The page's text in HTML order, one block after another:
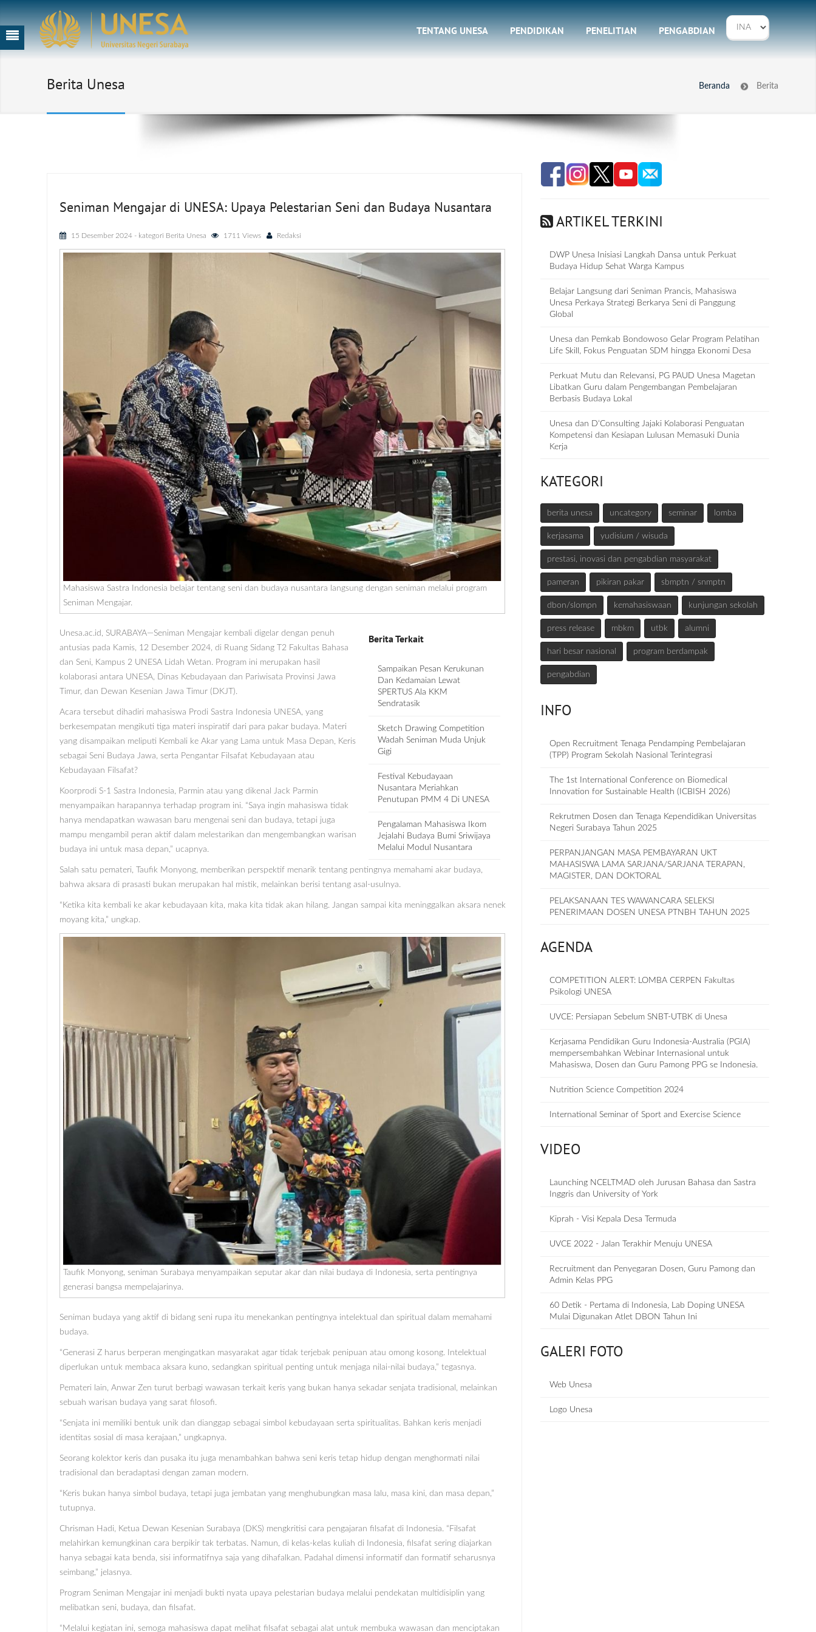
TENTANG UNESA PENDIDIKAN PENELITIAN PENGABDIAN
Berita Unesa Beranda Berita
Seniman Mengajar di UNESA: Upaya Pelestarian Seni dan Budaya Nusantara
15 Desember 2024 - kategori Berita Unesa 1711 Views Redaksi
Mahasiswa Sastra Indonesia belajar tentang seni dan budaya nusantara langsung dengan seniman melalui program
Seniman Mengajar.
Berita Terkait
Sampaikan Pesan Kerukunan
Dan Kedamaian Lewat
SPERTUS Ala KKM
Sendratasik
Sketch Drawing Competition
Wadah Seniman Muda Unjuk
Gigi
Festival Kebudayaan
Nusantara Meriahkan
Penutupan PMM 4 Di UNESA
Pengalaman Mahasiswa Ikom
Jejalahi Budaya Bumi Sriwijaya
Melalui Modul Nusantara
Unesa.ac.id, SURABAYA—Seniman Mengajar kembali digelar dengan penuh
antusias pada Kamis, 12 Desember 2024, di Ruang Sidang T2 Fakultas Bahasa
dan Seni, Kampus 2 UNESA Lidah Wetan. Program ini merupakan hasil
kolaborasi antara UNESA, Dinas Kebudayaan dan Pariwisata Provinsi Jawa
Timur, dan Dewan Kesenian Jawa Timur (DKJT).
Acara tersebut dihadiri mahasiswa Prodi Sastra Indonesia UNESA, yang
berkesempatan mengikuti tiga materi inspiratif dari para pakar budaya. Materi
yang disampaikan meliputi Kembali ke Akar yang Lama untuk Masa Depan, Keris
sebagai Seni Budaya Jawa, serta Pengantar Filsafat Kebudayaan atau
Kebudayaan Filsafat?
Koorprodi S-1 Sastra Indonesia, Parmin atau yang dikenal Jack Parmin
menyampaikan harapannya terhadap program ini. “Saya ingin mahasiswa tidak
hanya mendapatkan wawasan baru mengenai seni dan budaya, tetapi juga
mampu mengambil peran aktif dalam melestarikan dan mengembangkan warisan
budaya ini untuk masa depan,” ucapnya.
Salah satu pemateri, Taufik Monyong, memberikan perspektif menarik tentang pentingnya memahami akar budaya,
bahwa aksara di prasasti bukan merupakan hal mistik, melainkan berisi tentang asal-usulnya.
“Ketika kita kembali ke akar kebudayaan kita, maka kita tidak akan hilang. Jangan sampai kita meninggalkan aksara nenek
moyang kita,” ungkap.
Taufik Monyong, seniman Surabaya menyampaikan seputar akar dan nilai budaya di Indonesia, serta pentingnya
generasi bangsa mempelajarinya.
Seniman budaya yang aktif di bidang seni rupa itu menekankan pentingnya intelektual dan spiritual dalam memahami
budaya.
“Generasi Z harus berperan mengingatkan masyarakat agar tidak terjebak penipuan atau omong kosong. Intelektual
diperlukan untuk membaca aksara kuno, sedangkan spiritual penting untuk menjaga nilai-nilai budaya,” tegasnya.
Pemateri lain, Anwar Zen turut berbagi wawasan terkait keris yang bukan hanya sekadar senjata tradisional, melainkan
sebuah warisan budaya yang sarat filosofi.
“Senjata ini memiliki bentuk unik dan dianggap sebagai simbol kebudayaan serta spiritualitas. Bahkan keris menjadi
identitas sosial di masa kerajaan,” ungkapnya.
Seorang kolektor keris dan pusaka itu juga menambahkan bahwa seni keris tetap hidup dengan menghormati nilai
tradisional dan beradaptasi dengan zaman modern.
“Keris bukan hanya simbol budaya, tetapi juga jembatan yang menghubungkan masa lalu, masa kini, dan masa depan,”
tutupnya.
Chrisman Hadi, Ketua Dewan Kesenian Surabaya (DKS) mengkritisi cara pengajaran filsafat di Indonesia. “Filsafat
melahirkan kemungkinan cara berpikir tak terbatas. Namun, di kelas-kelas kuliah di Indonesia, filsafat sering diajarkan
hanya sebagai kata benda, sisi informatifnya saja yang dihafalkan. Padahal dimensi informatif dan formatif seharusnya
seimbang,” jelasnya.
Program Seniman Mengajar ini menjadi bukti nyata upaya pelestarian budaya melalui pendekatan multidisiplin yang
melibatkan seni, budaya, dan filsafat.
“Melalui kegiatan ini, semoga mahasiswa dapat melihat filsafat sebagai alat untuk membuka wawasan dan menciptakan
ARTIKEL TERKINI
DWP Unesa Inisiasi Langkah Dansa untuk Perkuat
Budaya Hidup Sehat Warga Kampus
Belajar Langsung dari Seniman Prancis, Mahasiswa
Unesa Perkaya Strategi Berkarya Seni di Panggung
Global
Unesa dan Pemkab Bondowoso Gelar Program Pelatihan
Life Skill, Fokus Penguatan SDM hingga Ekonomi Desa
Perkuat Mutu dan Relevansi, PG PAUD Unesa Magetan
Libatkan Guru dalam Pengembangan Pembelajaran
Berbasis Budaya Lokal
Unesa dan D‘Consulting Jajaki Kolaborasi Penguatan
Kompetensi dan Kesiapan Lulusan Memasuki Dunia
Kerja
KATEGORI
berita unesa uncategory seminar lomba
kerjasama yudisium / wisuda
prestasi, inovasi dan pengabdian masyarakat
pameran pikiran pakar sbmptn / snmptn
dbon/slompn kemahasiswaan kunjungan sekolah
press release mbkm utbk alumni
hari besar nasional program berdampak
pengabdian
INFO
Open Recruitment Tenaga Pendamping Pembelajaran
(TPP) Program Sekolah Nasional Terintegrasi
The 1st International Conference on Biomedical
Innovation for Sustainable Health (ICBISH 2026)
Rekrutmen Dosen dan Tenaga Kependidikan Universitas
Negeri Surabaya Tahun 2025
PERPANJANGAN MASA PEMBAYARAN UKT
MAHASISWA LAMA SARJANA/SARJANA TERAPAN,
MAGISTER, DAN DOKTORAL
PELAKSANAAN TES WAWANCARA SELEKSI
PENERIMAAN DOSEN UNESA PTNBH TAHUN 2025
AGENDA
COMPETITION ALERT: LOMBA CERPEN Fakultas
Psikologi UNESA
UVCE: Persiapan Sebelum SNBT-UTBK di Unesa
Kerjasama Pendidikan Guru Indonesia-Australia (PGIA)
mempersembahkan Webinar Internasional untuk
Mahasiswa, Dosen dan Guru Pamong PPG se Indonesia.
Nutrition Science Competition 2024
International Seminar of Sport and Exercise Science
VIDEO
Launching NCELTMAD oleh Jurusan Bahasa dan Sastra
Inggris dan University of York
Kiprah - Visi Kepala Desa Termuda
UVCE 2022 - Jalan Terakhir Menuju UNESA
Recruitment dan Penyegaran Dosen, Guru Pamong dan
Admin Kelas PPG
60 Detik - Pertama di Indonesia, Lab Doping UNESA
Mulai Digunakan Atlet DBON Tahun Ini
GALERI FOTO
Web Unesa
Logo Unesa